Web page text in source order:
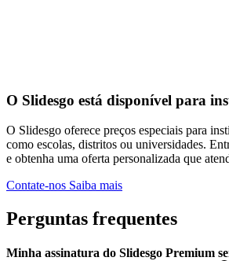
O Slidesgo está disponível para
O Slidesgo oferece preços especiais para
como escolas, distritos ou universidades.
e obtenha uma oferta personalizada que
Contate-nos Saiba mais
Perguntas frequentes
Minha assinatura do Slidesgo Premium